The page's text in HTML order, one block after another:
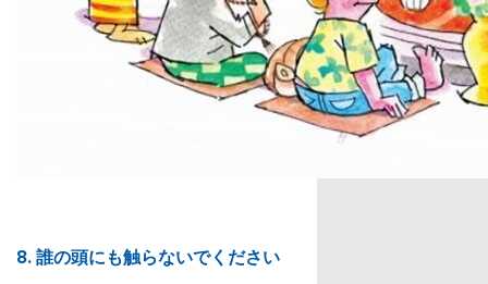
8. 誰の頭にも触らないでください